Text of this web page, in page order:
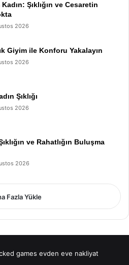
Şıklığın ve Cesaretin
2026
Giyim ile Konforu Yakalayın
2026
Şıklığı
2026
ve Rahatlığın Buluşma
2026
Fazla Yükle
games evden eve nakliyat